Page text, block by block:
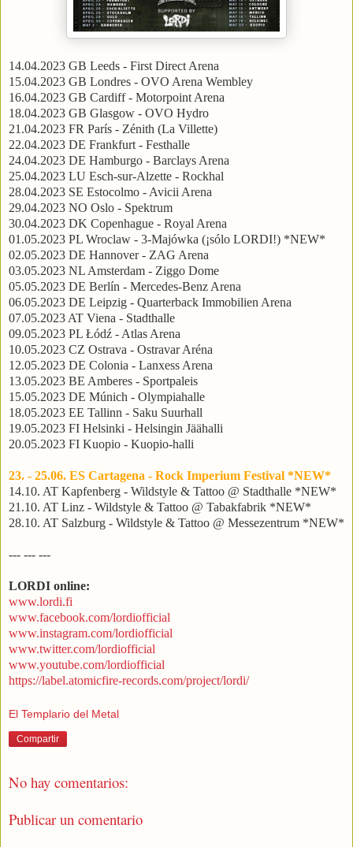
14.04.2023 GB Leeds - First Direct Arena
15.04.2023 GB Londres - OVO Arena Wembley
16.04.2023 GB Cardiff - Motorpoint Arena
18.04.2023 GB Glasgow - OVO Hydro
21.04.2023 FR París - Zénith (La Villette)
22.04.2023 DE Frankfurt - Festhalle
24.04.2023 DE Hamburgo - Barclays Arena
25.04.2023 LU Esch-sur-Alzette - Rockhal
28.04.2023 SE Estocolmo - Avicii Arena
29.04.2023 NO Oslo - Spektrum
30.04.2023 DK Copenhague - Royal Arena
01.05.2023 PL Wroclaw - 3-Majówka (¡sólo LORDI!) *NEW*
02.05.2023 DE Hannover - ZAG Arena
03.05.2023 NL Amsterdam - Ziggo Dome
05.05.2023 DE Berlín - Mercedes-Benz Arena
06.05.2023 DE Leipzig - Quarterback Immobilien Arena
07.05.2023 AT Viena - Stadthalle
09.05.2023 PL Łódź - Atlas Arena
10.05.2023 CZ Ostrava - Ostravar Aréna
12.05.2023 DE Colonia - Lanxess Arena
13.05.2023 BE Amberes - Sportpaleis
15.05.2023 DE Múnich - Olympiahalle
18.05.2023 EE Tallinn - Saku Suurhall
19.05.2023 FI Helsinki - Helsingin Jäähalli
20.05.2023 FI Kuopio - Kuopio-halli
23. - 25.06. ES Cartagena - Rock Imperium Festival *NEW*
14.10. AT Kapfenberg - Wildstyle & Tattoo @ Stadthalle *NEW*
21.10. AT Linz - Wildstyle & Tattoo @ Tabakfabrik *NEW*
28.10. AT Salzburg - Wildstyle & Tattoo @ Messezentrum *NEW*
--- --- ---
LORDI online:
www.lordi.fi
www.facebook.com/lordiofficial
www.instagram.com/lordiofficial
www.twitter.com/lordiofficial
www.youtube.com/lordiofficial
https://label.atomicfire-records.com/project/lordi/
El Templario del Metal
Compartir
No hay comentarios:
Publicar un comentario